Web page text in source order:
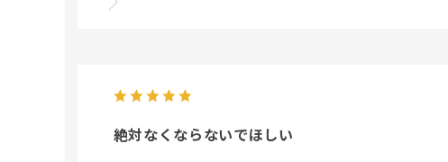
絶対なくならないでほしい